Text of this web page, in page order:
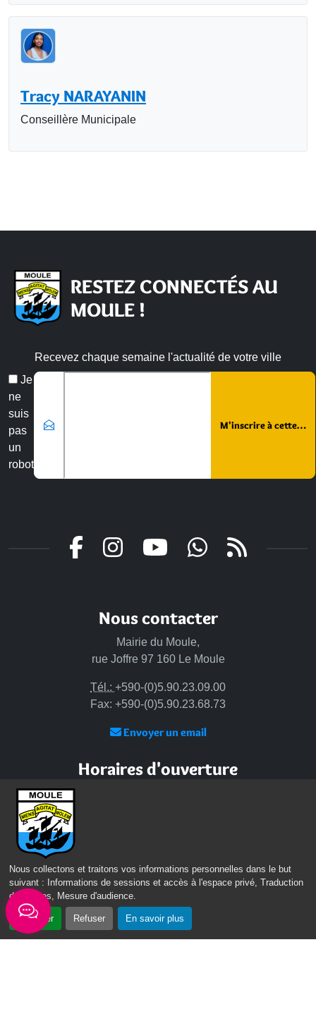
Nous collectons et traitons vos informations personnelles dans le but
suivant :
Informations de sessions et accès à l'espace privé, Traduction
des pages, Mesure d'audience.
Accepter Refuser En savoir plus
Tracy NARAYANIN
Conseillère Municipale
RESTEZ CONNECTÉS AU
MOULE !
Recevez chaque semaine l'actualité de votre ville
Je
ne
suis
pas
un
robot
Email
Nous contacter
Mairie du Moule,
rue Joffre 97 160 Le Moule
Tél.: +590-(0)5.90.23.09.00
Fax: +590-(0)5.90.23.68.73
Envoyer un email
Horaires d'ouverture
Intercommunalité
Communauté d’agglomération du Nord Grande-Terre
Nos sites